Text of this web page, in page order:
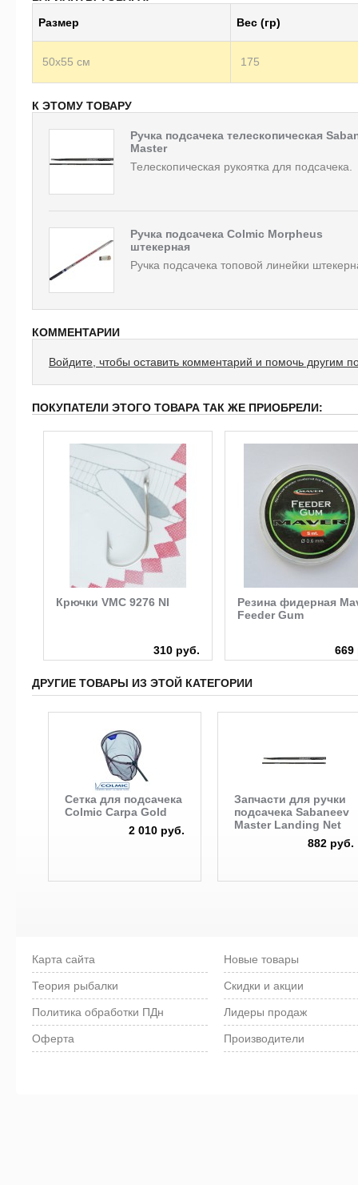
Размер
Вес (гр)
50x55 см 175
К ЭТОМУ ТОВАРУ
Ручка подсачека телескопическая
Master
Телескопическая рукоятка для подсачека.
Ручка подсачека Colmic Morpheus
штекерная
Ручка подсачека топовой линейки
КОММЕНТАРИИ
Войдите, чтобы оставить комментарий и помочь другим
ПОКУПАТЕЛИ ЭТОГО ТОВАРА ТАК ЖЕ ПРИОБРЕЛИ:
Крючки VMC 9276 NI
310 руб.
Резина фидерная
Feeder Gum
669
ДРУГИЕ ТОВАРЫ ИЗ ЭТОЙ КАТЕГОРИИ
Сетка для подсачека
Colmic Carpa Gold
2 010 руб.
Запчасти для ручки
подсачека Sabaneev
Master Landing Net
882 руб.
Карта сайта
Теория рыбалки
Политика обработки ПДн
Оферта
Новые товары
Скидки и акции
Лидеры продаж
Производители